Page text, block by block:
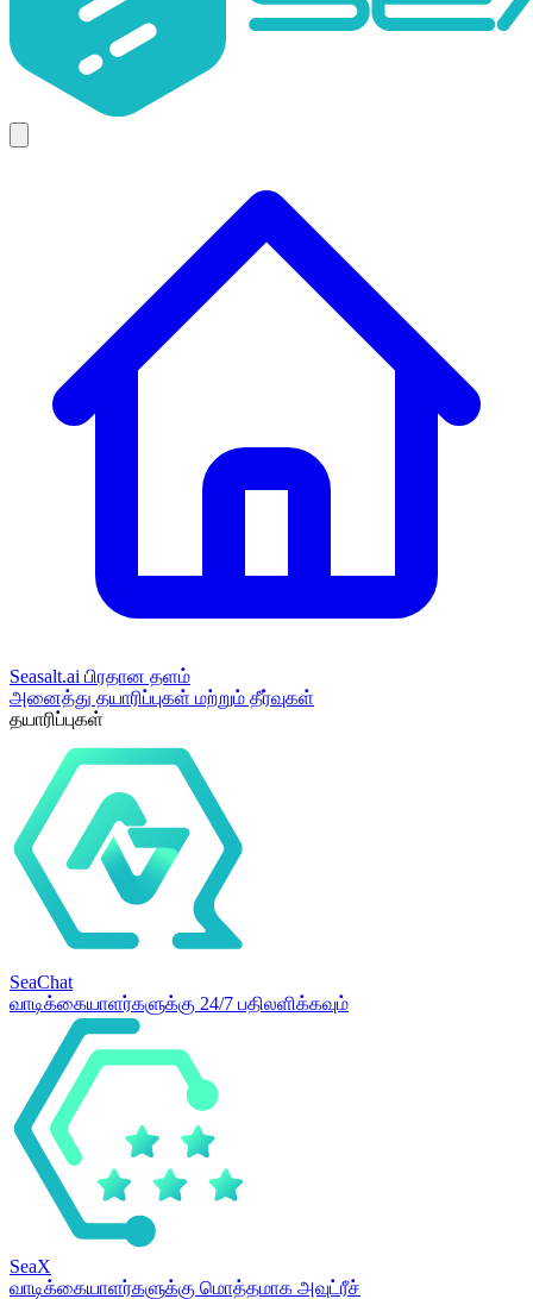
Seasalt.ai பிரதான தளம்
அனைத்து தயாரிப்புகள் மற்றும் தீர்வுகள்
தயாரிப்புகள்
SeaChat
வாடிக்கையாளர்களுக்கு 24/7 பதிலளிக்கவும்
SeaX
வாடிக்கையாளர்களுக்கு மொத்தமாக அவுட்ரீச்